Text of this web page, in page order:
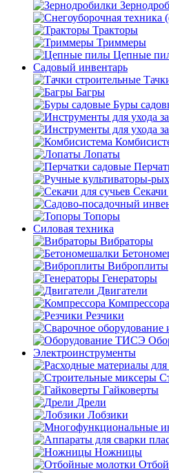
Тракторы
Триммеры
Цепные
Садовый инвентарь
Багры
Буры
Лопаты
Секачи
Топоры
Силовая техника
Вибраторы
Виброплиты
Генераторы
Двигатели
Компрессора
Резчики
Электроинструменты
Гайковерты
Дрели
Лобзики
Ножницы